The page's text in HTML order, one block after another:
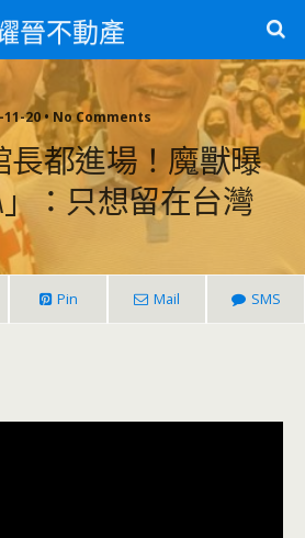
晉不動產
11-20 • No Comments
長都進場！魔獸曝
」：只想留在台灣
Pin Mail SMS